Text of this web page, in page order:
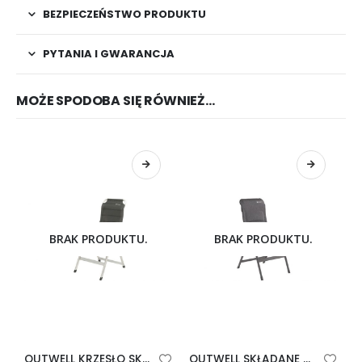
BEZPIECZEŃSTWO PRODUKTU
PYTANIA I GWARANCJA
MOŻE SPODOBA SIĘ RÓWNIEŻ…
BRAK PRODUKTU. BRAK PRODUKTU.